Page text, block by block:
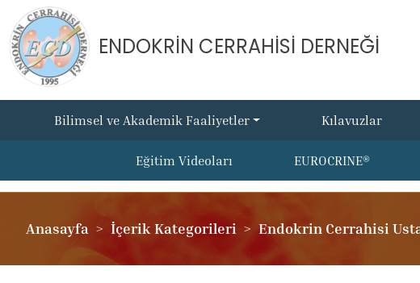
ENDOKRİN CERRAHİSİ DERNEĞİ
Bilimsel ve Akademik Faaliyetler Kılavuzlar
Eğitim Videoları EUROCRINE®
Anasayfa İçerik Kategorileri Endokrin Cerrahisi